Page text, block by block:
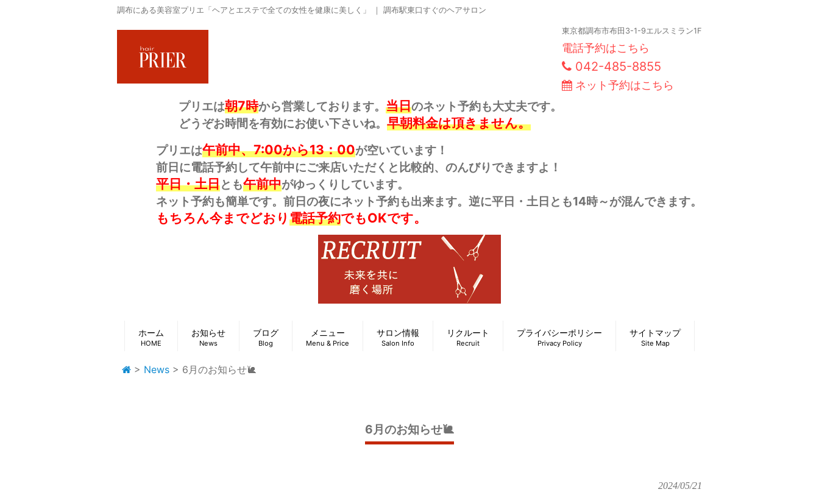
調布にある美容室プリエ「ヘアとエステで全ての女性を健康に美しく」 ｜ 調布駅東口すぐのヘアサロン
東京都調布市布田3-1-9エルスミラン1F
電話予約はこちら
042-485-8855
ネット予約はこちら
プリエは朝7時から営業しております。 当日のネット予約も大丈夫です。
どうぞお時間を有効にお使い下さいね。 早朝料金は頂きません。
プリエは午前中、7:00から13：00が空いています！
前日に電話予約して午前中にご来店いただくと比較的、のんびりできますよ！
平日・土日とも午前中がゆっくりしています。
ネット予約も簡単です。前日の夜にネット予約も出来ます。逆に平日・土日とも14時～が混んできます。
もちろん今までどおり 電話予約でもOKです。
ホーム
HOME
お知らせ
News
ブログ
Blog
メニュー
Menu & Price
サロン情報
Salon Info
リクルート
Recruit
プライバシーポリシー
Privacy Policy
サイトマップ
Site Map
> News > 6月のお知らせ🐌
6月のお知らせ🐌
2024/05/21